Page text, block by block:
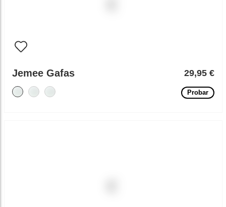
Jemee Gafas 29,95 €
Probar